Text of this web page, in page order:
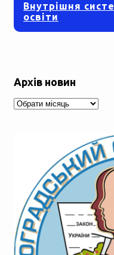
Внутрішня
освіти
Архів новин
Архів
новин